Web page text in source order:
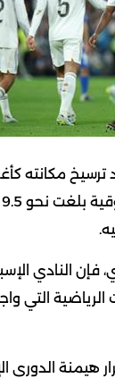
ترسيخ مكانته